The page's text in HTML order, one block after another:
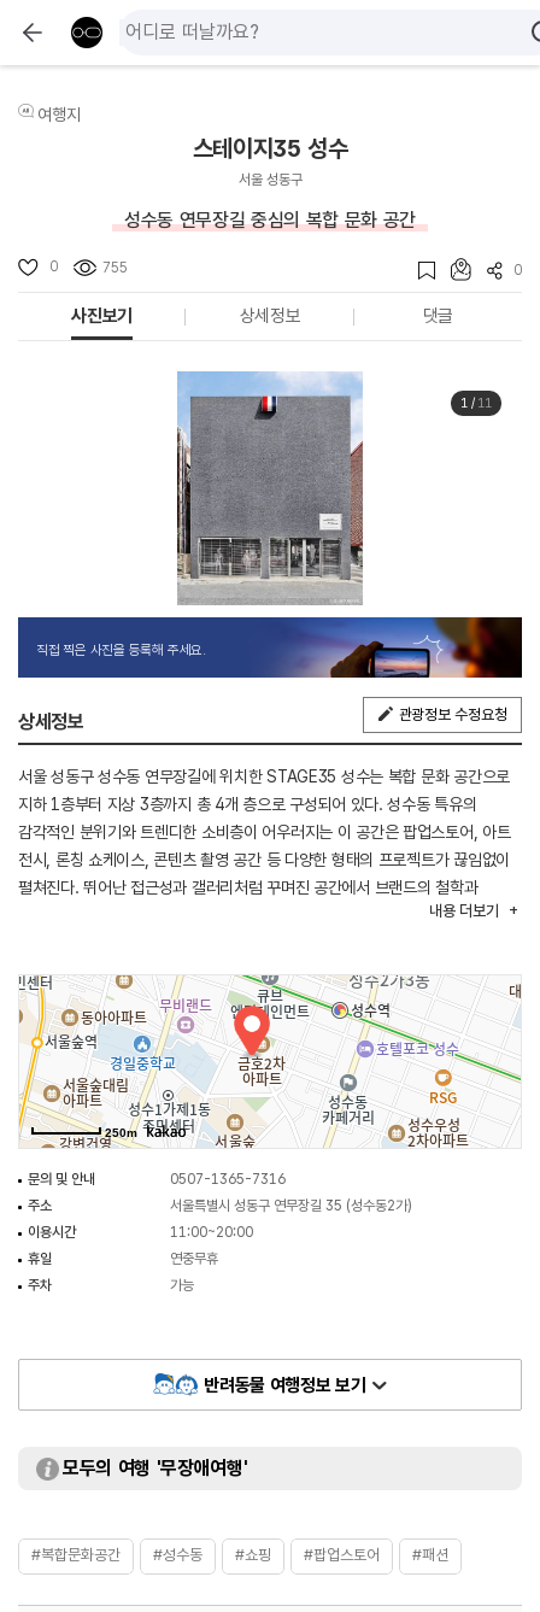
여행지
스테이지35 성수
서울 성동구
성수동 연무장길 중심의 복합 문화 공간
0 755 0
사진보기 상세정보 댓글
1/ 11
직접 찍은 사진을 등록해 주세요.
상세정보 관광정보 수정요청
서울 성동구 성수동 연무장길에 위치한 STAGE35 성수는 복합 문화 공간으로
지하 1층부터 지상 3층까지 총 4개 층으로 구성되어 있다. 성수동 특유의
감각적인 분위기와 트렌디한 소비층이 어우러지는 이 공간은 팝업스토어, 아트
전시, 론칭 쇼케이스, 콘텐츠 촬영 공간 등 다양한 형태의 프로젝트가 끊임없이
펼쳐진다. 뛰어난 접근성과 갤러리처럼 꾸며진 공간에서 브랜드의 철학과
감성적 가치를 경험할 수 있으며 트렌디한 콘텐츠와 브랜드의 새로운 시즌
꼼데가르송, 바오바오, 톰브라운 등 유명 브랜드와의 협업도 진행한 곳이다.
내용 더보기
250m
문의 및 안내
0507-1365-7316
주소
서울특별시 성동구 연무장길 35 (성수동2가)
이용시간
11:00~20:00
휴일
연중무휴
주차
가능
반려동물 여행정보 보기
모두의 여행 '무장애여행'
#복합문화공간 #성수동 #쇼핑 #팝업스토어 #패션